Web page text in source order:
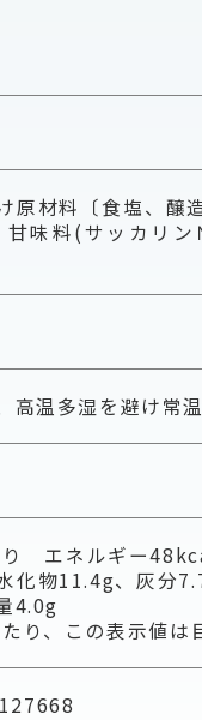
原材料〔食塩、醸
甘味料(サッカリ
高温多湿を避け常
エネルギー
化物11.4g、灰分
4.0g
たり、この表示値は